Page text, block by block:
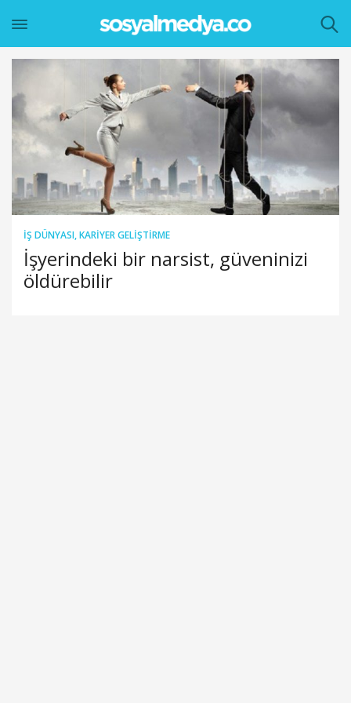
İŞ DÜNYASI,KARIYER GELIŞTIRME
İşyerindeki bir narsist, güveninizi
öldürebilir